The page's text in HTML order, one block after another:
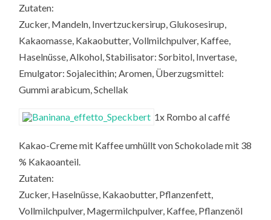
Zutaten:
Zucker, Mandeln, Invertzuckersirup, Glukosesirup,
Kakaomasse, Kakaobutter, Vollmilchpulver, Kaffee,
Haselnüsse, Alkohol, Stabilisator: Sorbitol, Invertase,
Emulgator: Sojalecithin; Aromen, Überzugsmittel:
Gummi arabicum, Schellak
1x Rombo al caffé
Kakao-Creme mit Kaffee umhüllt von Schokolade mit 38
% Kakaoanteil.
Zutaten:
Zucker, Haselnüsse, Kakaobutter, Pflanzenfett,
Vollmilchpulver, Magermilchpulver, Kaffee, Pflanzenöl